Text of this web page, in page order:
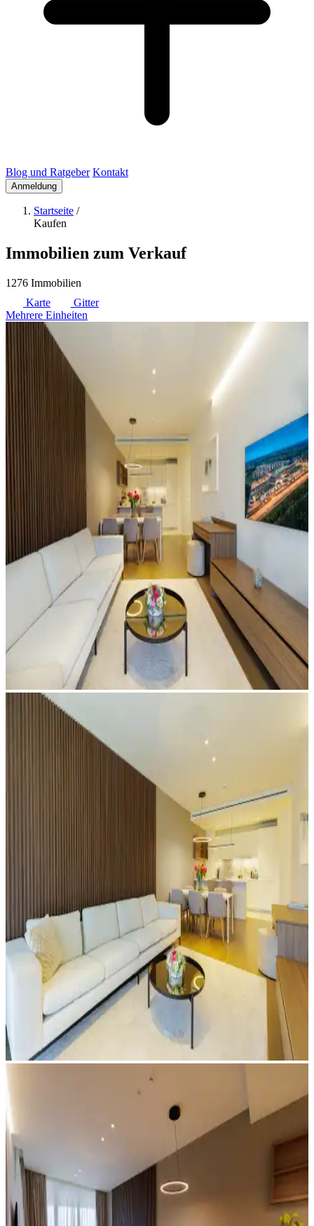
Blog und Ratgeber Kontakt
Anmeldung
Startseite /
Kaufen
Immobilien zum Verkauf
1276 Immobilien
Karte
Gitter
Mehrere Einheiten